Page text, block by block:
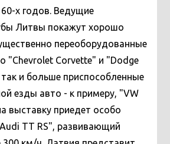
х годов. Ведущие
Литвы покажут хорошо
переоборудованные
"Chevrolet Corvette" и "Dodge
так и больше приспособленные
езды авто - к примеру, "VW
выставку приедет особо
TT RS", развивающий